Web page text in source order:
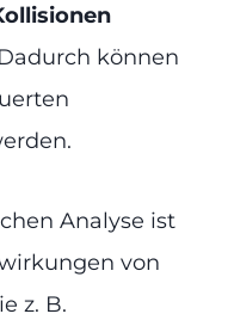
können
Analyse ist
von
z. B.